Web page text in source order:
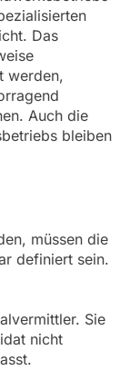
Das
werden,
Auch die
bleiben
müssen die
definiert sein.
Sie
nicht